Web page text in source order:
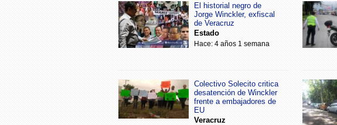
El historial negro de
Jorge Winckler, exfiscal
de Veracruz
Estado
Hace: 4 años 1 semana
Colectivo Solecito critica
desatención de Winckler
frente a embajadores de
EU
Veracruz